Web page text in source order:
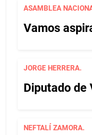
ASAMBLEA
Vamos
JORGE HERRERA.
Diputado de
NEFTALÍ ZAMORA.